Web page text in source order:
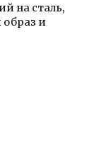
на сталь,
образ и